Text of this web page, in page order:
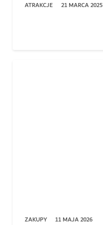
ATRAKCJE 21 MARCA 2025
ZAKUPY 11 MAJA 2026